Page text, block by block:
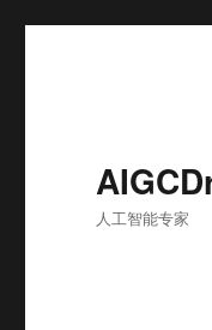
人工智能专家